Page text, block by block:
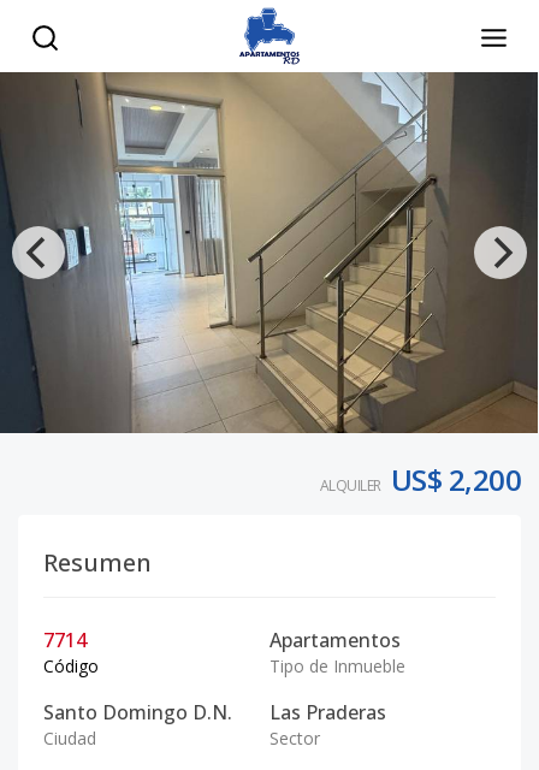
ALQUILER US$ 2,200
Resumen
7714
Código
Apartamentos
Tipo de Inmueble
Santo Domingo D.N.
Ciudad
Las Praderas
Sector